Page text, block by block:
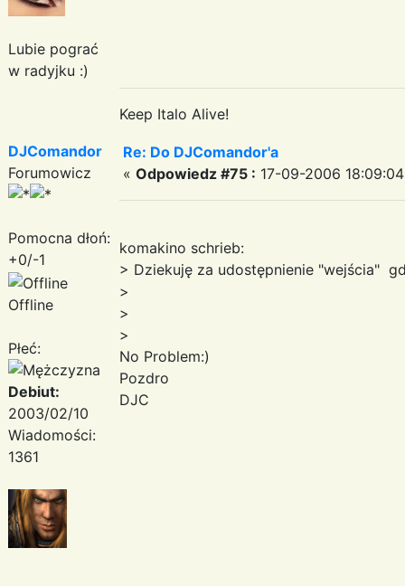
Lubie pograć
w radyjku :)
Keep Italo Alive!
DJComandor
Forumowicz
Pomocna dłoń:
+0/-1
Offline
Płeć:
Debiut:
2003/02/10
Wiadomości:
1361
Re: Do DJComandor'a
« Odpowiedz #75 : 17-09-2006
komakino schrieb:
> Dziekuję za udostępnienie "wejścia"
>
>
>
No Problem:)
Pozdro
DJC